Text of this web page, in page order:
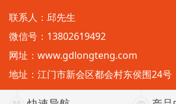
联系人：邱先生
微信号：13802619492
网址： www.gdlongteng.com
地址：江门市新会区都会村东侯围24号